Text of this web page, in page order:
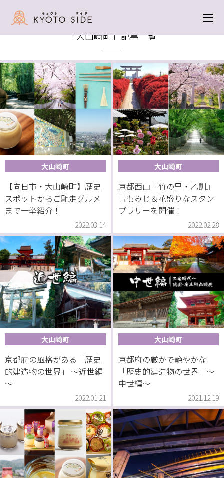
「大山崎町」記事一覧
大山崎町
【向日市・大山崎町】歴史
スポットからご馳走グルメ
まで一挙紹介！
2022.03.14
大山崎町
京都西山『竹の里・乙訓』
青もみじ＆花盛りなスタン
プラリーを開催！
2022.02.28
大山崎町
京都府の風格がある「歴史
的建造物の世界」 ～近世編
～
2022.01.21
大山崎町
京都府の厳かで艶やかな
「歴史的建造物の世界」～
中世編～
2021.12.19